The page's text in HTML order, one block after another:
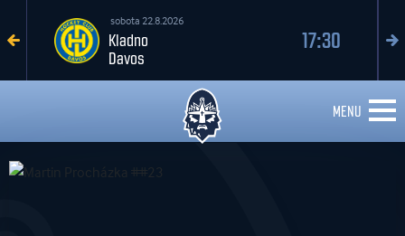
sobota 22.8.2026
Kladno
Davos
17:30
MENU